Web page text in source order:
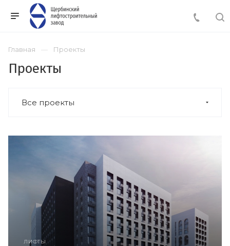
Главная Проекты
Проекты
Все проекты
ЛИФТЫ